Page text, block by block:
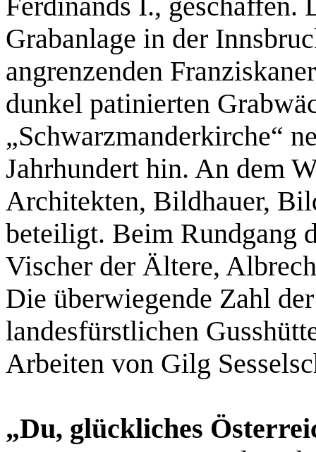
Ferdinands I., geschaffen.
Grabanlage in der
angrenzenden
dunkel patinierten
„Schwarzmanderkirche“
Jahrhundert hin. An dem
Architekten, Bildhauer,
beteiligt. Beim Rundgang
Vischer der Ältere,
Die überwiegende Zahl
landesfürstlichen
Arbeiten von Gilg
„Du, glückliches